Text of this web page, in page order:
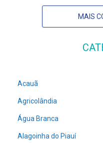
MAIS
Acauã
Agricolândia
Água Branca
Alagoinha do Piauí